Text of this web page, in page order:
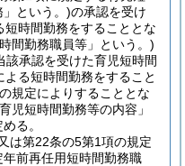
という。)の承認を受け
時間勤務をすることとな
間勤務職員等」という。)
承認を受けた育児短時間
る短時間勤務をすること
規定によりすることとな
児短時間勤務等の内容」
る。
は第22条の5第1項の規定
年前再任用短時間勤務職